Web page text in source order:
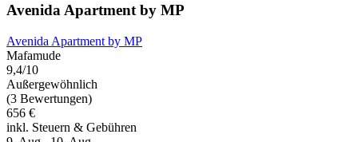
Avenida Apartment by MP
Avenida Apartment by MP
Mafamude
9,4/10
Außergewöhnlich
(3 Bewertungen)
656 €
inkl. Steuern & Gebühren